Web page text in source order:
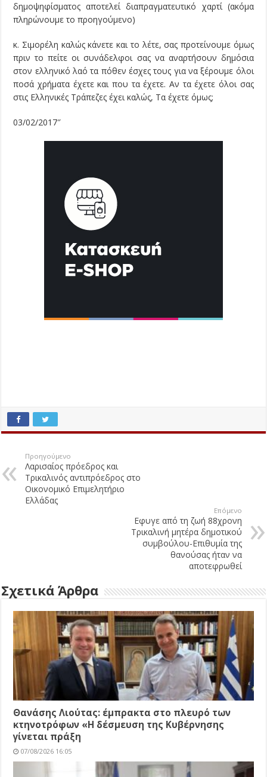
δημοψηφίσματος αποτελεί διαπραγματευτικό χαρτί (ακόμα
πληρώνουμε το προηγούμενο)
κ. Σιμορέλη καλώς κάνετε και το λέτε, σας προτείνουμε όμως
πριν το πείτε οι συνάδελφοι σας να αναρτήσουν δημόσια
στον ελληνικό λαό τα πόθεν έσχες τους για να ξέρουμε όλοι
ποσά χρήματα έχετε και που τα έχετε. Αν τα έχετε όλοι σας
στις Ελληνικές Τράπεζες έχει καλώς, Τα έχετε όμως;
03/02/2017″
Προηγούμενο
Λαρισαίος πρόεδρος και
Τρικαλινός αντιπρόεδρος στο
Οικονομικό Επιμελητήριο
Ελλάδας
Επόμενο
Εφυγε από τη ζωή 88χρονη
Τρικαλινή μητέρα δημοτικού
συμβούλου-Επιθυμία της
θανούσας ήταν να
αποτεφρωθεί
Σχετικά Άρθρα
Θανάσης Λιούτας: έμπρακτα στο πλευρό των
κτηνοτρόφων «Η δέσμευση της Κυβέρνησης
γίνεται πράξη
07/08/2026 16:05